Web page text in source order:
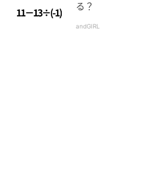
る？
andGIRL